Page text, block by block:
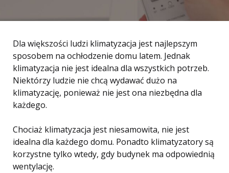
Dla większości ludzi klimatyzacja jest najlepszym
sposobem na ochłodzenie domu latem. Jednak
klimatyzacja nie jest idealna dla wszystkich potrzeb.
Niektórzy ludzie nie chcą wydawać dużo na
klimatyzację, ponieważ nie jest ona niezbędna dla
każdego.
Chociaż klimatyzacja jest niesamowita, nie jest
idealna dla każdego domu. Ponadto klimatyzatory są
korzystne tylko wtedy, gdy budynek ma odpowiednią
wentylację.